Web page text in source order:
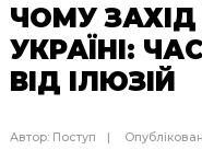
ЧОМУ
УКРАЇНІ:
ВІД ІЛЮЗІЙ
Автор: Поступ